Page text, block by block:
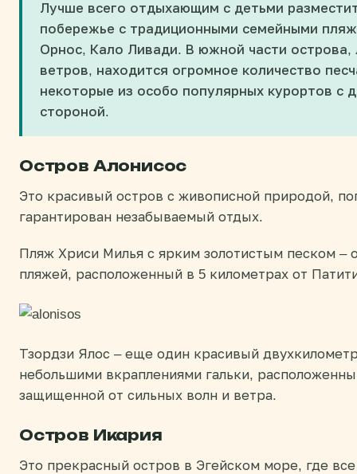
Лучше всего отдыхающим с детьми
побережье с традиционными семейными
Орнос, Кало Ливади. В южной части
ветров, находится огромное количество
некоторые из особо популярных курортов с
стороной.
Остров Алонисос
Это красивый остров с живописной природой,
гарантирован незабываемый отдых.
Пляж Хриси Милья с ярким золотистым песком –
пляжей, расположенный в 5 километрах от
Тзордзи Ялос – еще один красивый
небольшими вкраплениями гальки,
защищенной от сильных волн и ветра.
Остров Икария
Это прекрасный остров в Эгейском море, где